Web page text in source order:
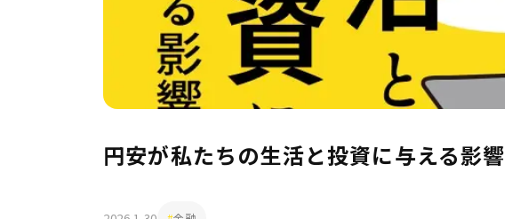
円安が私たちの生活と投資に与える影響